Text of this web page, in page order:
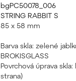
bgPC50078_006
STRING RABBIT S
85 x 58 mm
Barva skla: zelené
BROKISGLASS
Povrchová úprava
strana)